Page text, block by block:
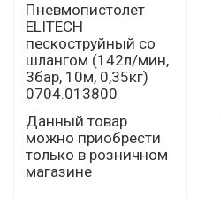
Пневмопистолет
ELITECH
пескоструйный со
шлангом (142л/мин,
3бар, 10м, 0,35кг)
0704.013800
Данный товар
можно приобрести
только в розничном
магазине